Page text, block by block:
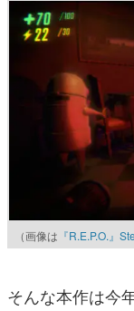
（画像は 『R.E.P.O.』
そんな本作は今